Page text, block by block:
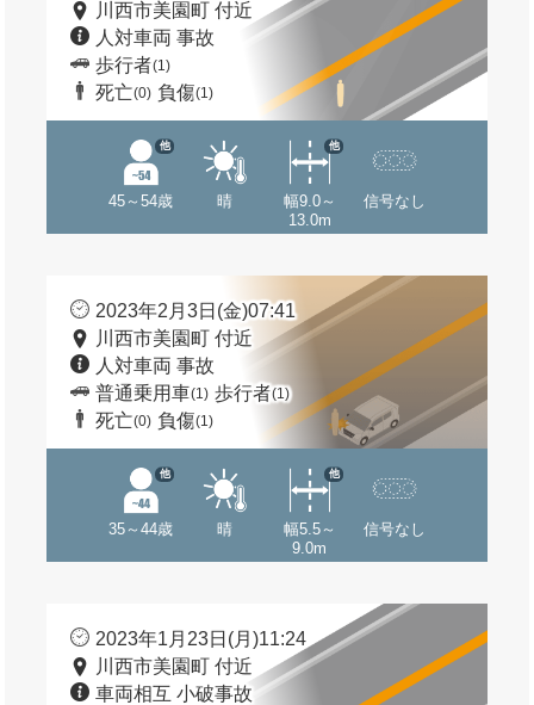
川西市美園町 付近
人対車両 事故
歩行者(1)
死亡(0) 負傷(1)
45～54歳
他
晴
幅9.0～
13.0m
他
信号なし
2023年2月3日(金)07:41
川西市美園町 付近
人対車両 事故
普通乗用車(1) 歩行者(1)
死亡(0) 負傷(1)
35～44歳
他
晴
幅5.5～
9.0m
他
信号なし
2023年1月23日(月)11:24
川西市美園町 付近
車両相互 小破事故